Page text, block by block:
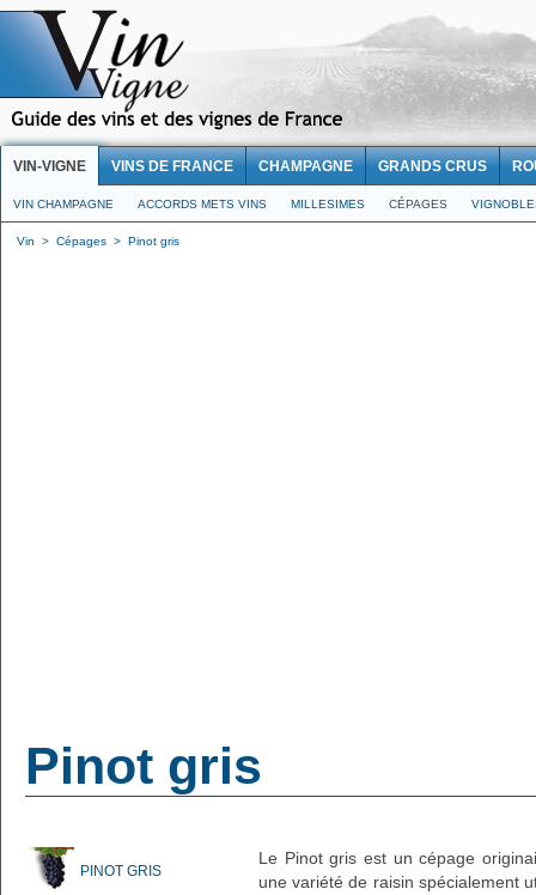
VIN-VIGNE VINS DE FRANCE CHAMPAGNE GRANDS CRUS
VIN CHAMPAGNE ACCORDS METS VINS MILLESIMES CÉPAGES
Vin > Cépages > Pinot gris
Pinot gris
PINOT GRIS
Le Pinot gris est un cépage
une variété de raisin spécialement